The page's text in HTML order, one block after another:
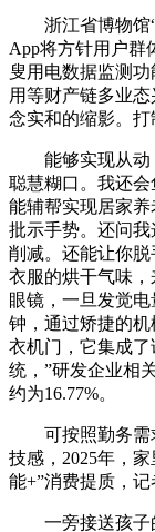
浙江省博物馆“
App将方针用户群
叟用电数据监测
用等财产链多业
念实和的缩影。打
能够实现从动
聪慧糊口。我还
能辅帮实现居家
批示手势。还问我
削减。还能让你
衣服的烘干气味
眼镜，一旦发觉
钟，通过矫捷的
衣机门，它集成
统，”研发企业相
约为16.77%。
可按照勤务需
技感，2025年，
能+”消费提质，记
一旁接送孩子